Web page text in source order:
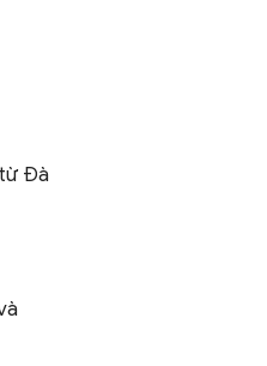
Đà